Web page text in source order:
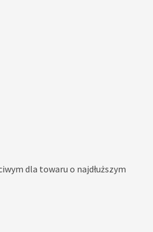
dla towaru o najdłuższym